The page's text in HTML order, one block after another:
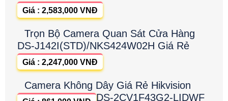
Giá : 2,583,000 VNĐ
Trọn Bộ Camera Quan Sát Cửa Hàng
DS-J142I(STD)/NKS424W02H Giá Rẻ
Giá : 2,247,000 VNĐ
Camera Không Dây Giá Rẻ Hikvision
DS-2CV1F43G2-LIDWF